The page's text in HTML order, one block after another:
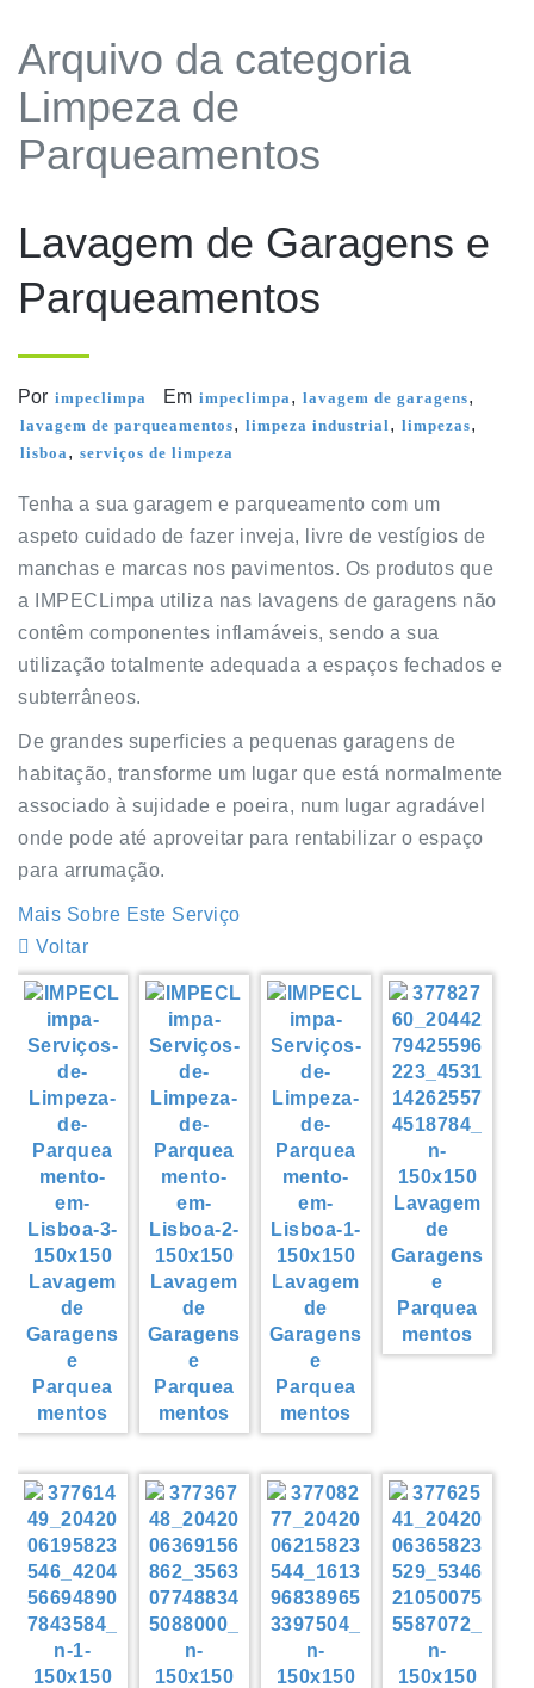
Arquivo da categoria
Limpeza de
Parqueamentos
Lavagem de Garagens e
Parqueamentos
Por impeclimpa Em impeclimpa, lavagem de garagens,
lavagem de parqueamentos, limpeza industrial, limpezas,
lisboa, serviços de limpeza
Tenha a sua garagem e parqueamento com um
aspeto cuidado de fazer inveja, livre de vestígios de
manchas e marcas nos pavimentos. Os produtos que
a IMPECLimpa utiliza nas lavagens de garagens não
contêm componentes inflamáveis, sendo a sua
utilização totalmente adequada a espaços fechados e
subterrâneos.
De grandes superficies a pequenas garagens de
habitação, transforme um lugar que está normalmente
associado à sujidade e poeira, num lugar agradável
onde pode até aproveitar para rentabilizar o espaço
para arrumação.
Mais Sobre Este Serviço
Voltar